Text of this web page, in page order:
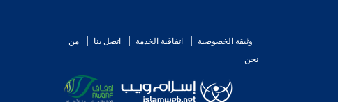
وثيقة الخصوصية اتفاقية الخدمة اتصل بنا
من
نحن